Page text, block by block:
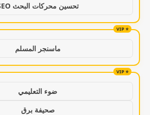
تحسين محركات البحث SEO
ماسنجر المسلم
ضوء التعليمي
صحيفة برق